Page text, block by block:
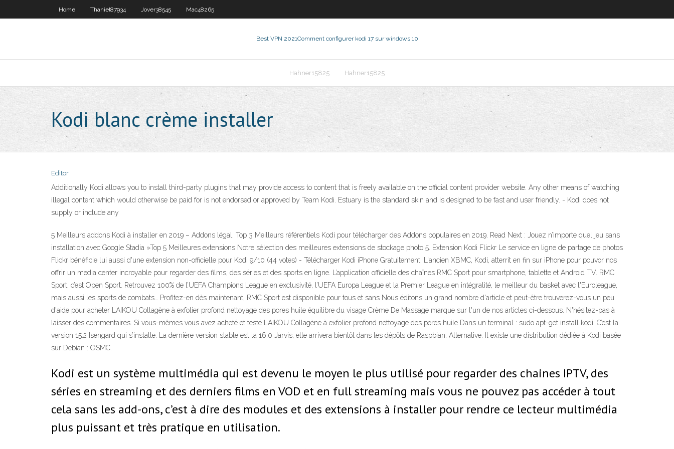
Home Thaniel87934 Jover38545 Mac48265
Best VPN 2021Comment configurer kodi 17 sur windows 10
Hahner15825 Hahner15825
Kodi blanc crème installer
Editor
Additionally Kodi allows you to install third-party plugins that may provide access to content that is freely available on the official content provider website. Any other means of watching
illegal content which would otherwise be paid for is not endorsed or approved by Team Kodi. Estuary is the standard skin and is designed to be fast and user friendly. - Kodi does not
supply or include any
5 Meilleurs addons Kodi à installer en 2019 – Addons légal. Top 3 Meilleurs référentiels Kodi pour télécharger des Addons populaires en 2019. Read Next : Jouez n’importe quel jeu sans
installation avec Google Stadia »Top 5 Meilleures extensions Notre sélection des meilleures extensions de stockage photo 5. Extension Kodi Flickr Le service en ligne de partage de photos
Flickr bénéficie lui aussi d'une extension non-officielle pour Kodi 9/10 (44 votes) - Télécharger Kodi iPhone Gratuitement. L'ancien XBMC, Kodi, atterrit en fin sur iPhone pour pouvor nos
offrir un media center incroyable pour regarder des films, des séries et des sports en ligne. L’application officielle des chaînes RMC Sport pour smartphone, tablette et Android TV. RMC
Sport, c’est Open Sport. Retrouvez 100% de l’UEFA Champions League en exclusivité, l’UEFA Europa League et la Premier League en intégralité, le meilleur du basket avec l'Euroleague,
mais aussi les sports de combats… Profitez-en dès maintenant, RMC Sport est disponible pour tous et sans Nous éditons un grand nombre d'article et peut-être trouverez-vous un peu
d'aide pour acheter LAIKOU Collagène à exfolier profond nettoyage des pores huile équilibre du visage Crème De Massage marque sur l'un de nos articles ci-dessous. N'hésitez-pas à
laisser des commentaires. Si vous-mêmes vous avez acheté et testé LAIKOU Collagène à exfolier profond nettoyage des pores huile Dans un terminal : sudo apt-get install kodi. C’est la
version 15.2 Isengard qui s’installe. La dernière version stable est la 16.0 Jarvis, elle arrivera bientôt dans les dépôts de Raspbian. Alternative. Il existe une distribution dédiée à Kodi basée
sur Debian : OSMC.
Kodi est un système multimédia qui est devenu le moyen le plus utilisé pour regarder des chaines IPTV, des
séries en streaming et des derniers films en VOD et en full streaming mais vous ne pouvez pas accéder à tout
cela sans les add-ons, c’est à dire des modules et des extensions à installer pour rendre ce lecteur multimédia
plus puissant et très pratique en utilisation.